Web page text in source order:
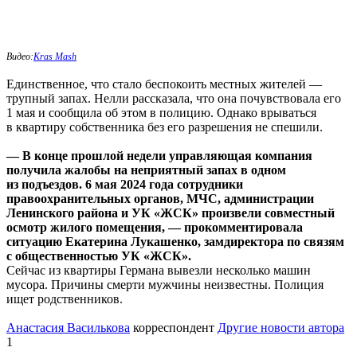
Видео:Kras Mash
Единственное, что стало беспокоить местных жителей —
трупный запах. Нелли рассказала, что она почувствовала его
1 мая и сообщила об этом в полицию. Однако врываться
в квартиру собственника без его разрешения не спешили.
— В конце прошлой недели управляющая компания
получила жалобы на неприятный запах в одном
из подъездов. 6 мая 2024 года сотрудники
правоохранительных органов, МЧС, администрации
Ленинского района и УК «ЖСК» произвели совместный
осмотр жилого помещения, — прокомментировала
ситуацию Екатерина Лукашенко, замдиректора по связям
с общественностью УК «ЖСК».
Сейчас из квартиры Германа вывезли несколько машин
мусора. Причины смерти мужчины неизвестны. Полиция
ищет родственников.
Анастасия Василькова корреспондент Другие новости автора
1